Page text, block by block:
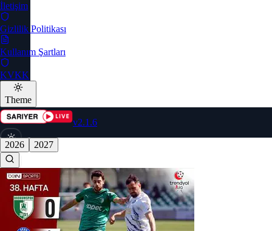
İletişim
Gizlilik Politikası
Kullanım Şartları
KVKK
Theme
v2.1.6
🇹🇷
Dil
seç
2026 2027